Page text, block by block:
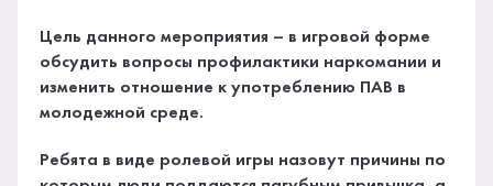
Цель данного мероприятия – в игровой форме
обсудить вопросы профилактики наркомании и
изменить отношение к употреблению ПАВ в
молодежной среде.
Ребята в виде ролевой игры назовут причины по